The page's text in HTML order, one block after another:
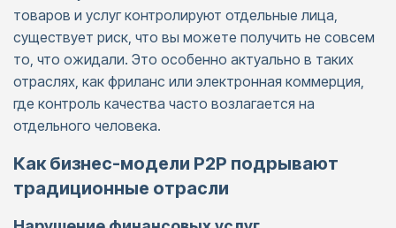
товаров и услуг контролируют отдельные лица,
существует риск, что вы можете получить не совсем
то, что ожидали. Это особенно актуально в таких
отраслях, как фриланс или электронная коммерция,
где контроль качества часто возлагается на
отдельного человека.
Как бизнес-модели P2P подрывают
традиционные отрасли